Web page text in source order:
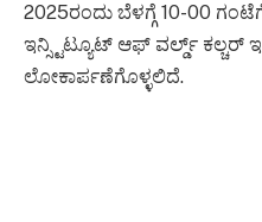
2025ರಂದು ಬೆಳಗ್ಗೆ 10-00
ಇನ್ಸ್ಟಿಟ್ಯೂಟ್ ಆಫ್ ವರ್ಲ್ಡ್ ಕಲ್ಚರ್
ಲೋಕಾರ್ಪಣೆಗೊಳ್ಳಲಿದೆ.